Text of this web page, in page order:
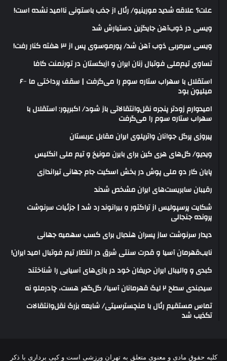
علت؟ علاقه شدید مورینیو/ رئال از جذب باستونی ناامید نشده است!
ویسی در ذوب‌آهن جایگزین دستیارش شد
ویسی سرمربی ذوب آهن شد/ پورموسوی پس از ۳ هفته کنار رفت!
تساوی تیم‌ملی فوتبال زنان ایران و ازبکستان در تورنمنت کافا
استقلال با سهراب ستاره سوم را می‌گرفت | سقف پرداختی ما ۶۰۰
میلیون بود
امیدوارم زودتر پنجره نقل‌وانتقالاتی باز شود/ اکبرپور: استقلال با
سهراب ستاره سوم را می‌گرفت
پیروزی پرگل جوانان واترپلوی ایران مقابل عربستان
ویدیو/ گل‌های هری‌ کین برای بایرن مونیخ و تیم ملی انگلیس
پایان کار دو ملی پوش در بخش اسکیت جام جهانی تیراندازی
رقیبان سابریست‌های ایران مشخص شدند
شکایت پرسپولیس از تراکتور و بیرانوند رد شد | جزئیات سرنوشت
پرونده جنجالی
دیدار سرنوشت ساز پسران هندبال برای کسب سهمیه جهانی
نایب‌قهرمان آسیا و قدرت سنتی شرق در انتظار تیم فوتبال امید ایران!
کبدی و والیبال ایران حریفان خود در بازی‌های آسیایی را شناختند
سیدبندی سطح ۲ لیگ قهرمانان آسیا/ گل‌گهر هست، چادرملو نه
تماس مستقیم رئال با منچسترسیتی/ شایعه بزرگ نقل‌وانتقالات
تکذیب شد
کلیه حقوق مادی و معنوی متعلق به تهران ورزشی است و کپی برداری با ذکر